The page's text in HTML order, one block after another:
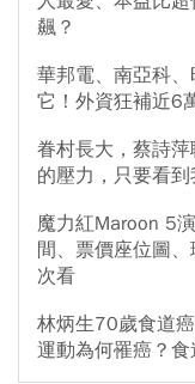
飆？
華邦電、南亞科
它！外資狂補近6
眷村長大，蔡詩
的壓力，只要看
魔力紅Maroon 5
間、票價座位圖
次看
林炳生70歲食道
運動為何罹癌？